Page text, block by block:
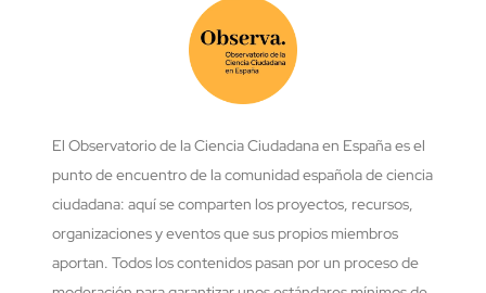
El Observatorio de la Ciencia Ciudadana en España es el
punto de encuentro de la comunidad española de ciencia
ciudadana: aquí se comparten los proyectos, recursos,
organizaciones y eventos que sus propios miembros
aportan. Todos los contenidos pasan por un proceso de